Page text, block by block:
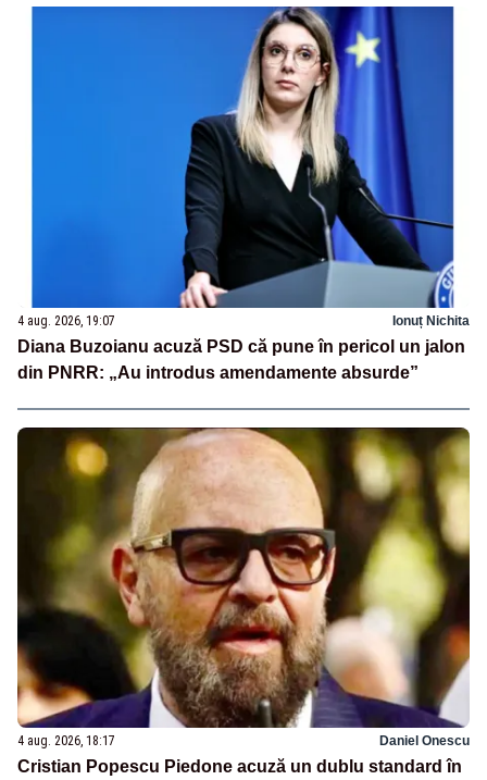
4 aug. 2026, 19:07 Ionuț Nichita
Diana Buzoianu acuză PSD că pune în pericol un jalon
din PNRR: „Au introdus amendamente absurde”
4 aug. 2026, 18:17 Daniel Onescu
Cristian Popescu Piedone acuză un dublu standard în